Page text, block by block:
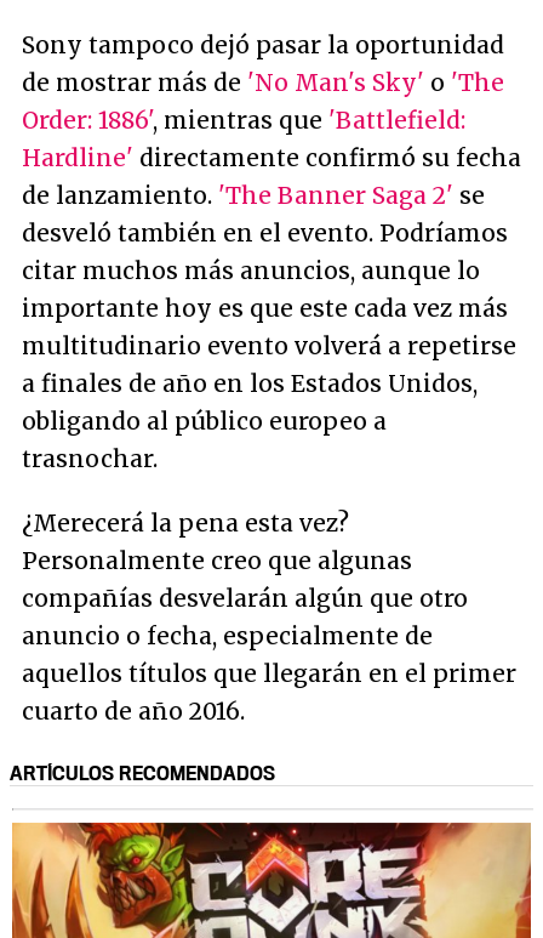
Sony tampoco dejó pasar la oportunidad
de mostrar más de 'No Man's Sky' o 'The
Order: 1886', mientras que 'Battlefield:
Hardline' directamente confirmó su fecha
de lanzamiento. 'The Banner Saga 2' se
desveló también en el evento. Podríamos
citar muchos más anuncios, aunque lo
importante hoy es que este cada vez más
multitudinario evento volverá a repetirse
a finales de año en los Estados Unidos,
obligando al público europeo a
trasnochar.
¿Merecerá la pena esta vez?
Personalmente creo que algunas
compañías desvelarán algún que otro
anuncio o fecha, especialmente de
aquellos títulos que llegarán en el primer
cuarto de año 2016.
ARTÍCULOS RECOMENDADOS